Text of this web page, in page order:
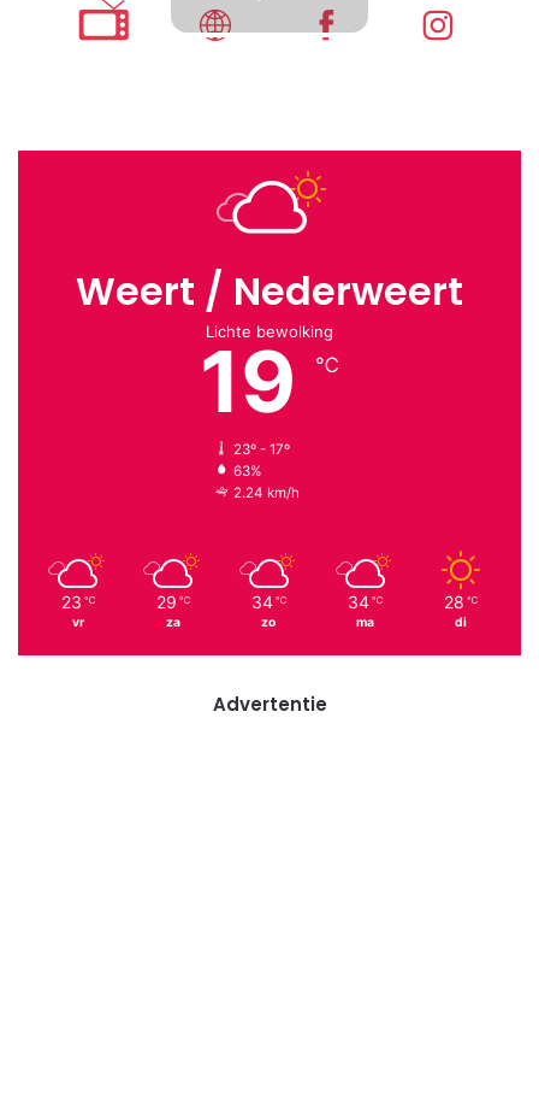
Weert / Nederweert
Lichte bewolking
19 ℃
23º - 17º
63%
2.24 km/h
23 ℃
vr
29 ℃
za
34 ℃
zo
34 ℃
ma
28 ℃
di
Advertentie